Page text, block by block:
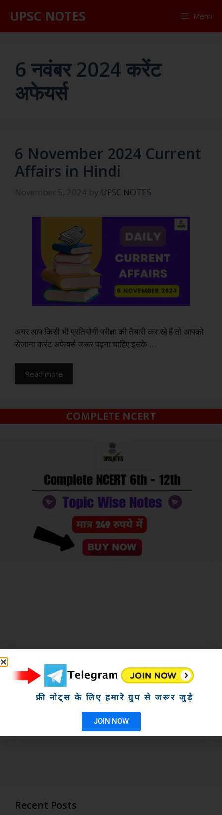
UPSC NOTES Menu
6 नवंबर 2024 करेंट
अफेयर्स
6 November 2024 Current
Affairs in Hindi
November 5, 2024 by UPSC NOTES
अगर आप किसी भी प्रतियोगी परीक्षा की तैयारी कर रहे हैं तो आपको
रोजाना करंट अफेयर्स जरूर पढ़ना चाहिए इसके …
Read more
COMPLETE NCERT
Recent Posts
JOIN NOW